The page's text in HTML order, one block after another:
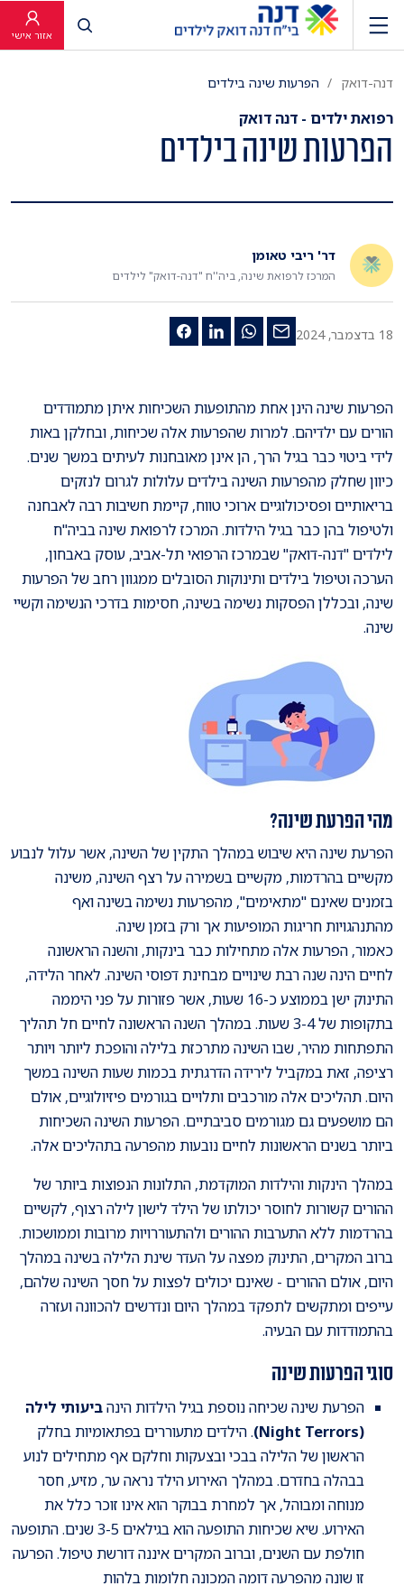
פתח חיפוש
אזור אישי
דנה-דואק הפרעות שינה בילדים
רפואת ילדים - דנה דואק
הפרעות שינה בילדים
דר' ריבי טאומן
המרכז לרפואת שינה, ביה''ח "דנה-דואק" לילדים
18 בדצמבר, 2024
הפרעות שינה הינן אחת מהתופעות השכיחות איתן מתמודדים
הורים עם ילדיהם. למרות שהפרעות אלה שכיחות, ובחלקן באות
לידי ביטוי כבר בגיל הרך, הן אינן מאובחנות לעיתים במשך שנים.
כיוון שחלק מהפרעות השינה בילדים עלולות לגרום לנזקים
בריאותיים ופסיכולוגיים ארוכי טווח, קיימת חשיבות רבה לאבחנה
ולטיפול בהן כבר בגיל הילדות. המרכז לרפואת שינה בביה"ח
לילדים "דנה-דואק" שבמרכז הרפואי תל-אביב, עוסק באבחון,
הערכה וטיפול בילדים ותינוקות הסובלים ממגוון רחב של הפרעות
שינה, ובכללן הפסקות נשימה בשינה, חסימות בדרכי הנשימה וקשיי
שינה.
מהי הפרעת שינה?
הפרעת שינה היא שיבוש במהלך התקין של השינה, אשר עלול לנבוע
מקשיים בהרדמות, מקשיים בשמירה על רצף השינה, משינה
בזמנים שאינם "מתאימים", מהפרעות נשימה בשינה ואף
מהתנהגויות חריגות המופיעות אך ורק בזמן שינה.
כאמור, הפרעות אלה מתחילות כבר בינקות, והשנה הראשונה
לחיים הינה שנה רבת שינויים מבחינת דפוסי השינה. לאחר הלידה,
התינוק ישן בממוצע כ-16 שעות, אשר פזורות על פני היממה
בתקופות של 3-4 שעות. במהלך השנה הראשונה לחיים חל תהליך
התפתחות מהיר, שבו השינה מתרכזת בלילה והופכת ליותר ויותר
רציפה, זאת במקביל לירידה הדרגתית בכמות שעות השינה במשך
היום. תהליכים אלה מורכבים ותלויים בגורמים פיזיולוגיים, אולם
הם מושפעים גם מגורמים סביבתיים. הפרעות השינה השכיחות
ביותר בשנים הראשונות לחיים נובעות מהפרעה בתהליכים אלה.
במהלך הינקות והילדות המוקדמת, התלונות הנפוצות ביותר של
ההורים קשורות לחוסר יכולתו של הילד לישון לילה רצוף, לקשיים
בהרדמות ללא התערבות ההורים ולהתעוררויות מרובות וממושכות.
ברוב המקרים, התינוק מפצה על העדר שינת הלילה בשינה במהלך
היום, אולם ההורים - שאינם יכולים לפצות על חסך השינה שלהם,
עייפים ומתקשים לתפקד במהלך היום ונדרשים להכוונה ועזרה
בהתמודדות עם הבעיה.
סוגי הפרעות שינה
הפרעת שינה שכיחה נוספת בגיל הילדות הינהביעותי לילה
(Night Terrors)
. הילדים מתעוררים בפתאומיות בחלק
הראשון של הלילה בבכי ובצעקות וחלקם אף מתחילים לנוע
בבהלה בחדרם. במהלך האירוע הילד נראה ער, מזיע, חסר
מנוחה ומבוהל, אך למחרת בבוקר הוא אינו זוכר כלל את
האירוע. שיא שכיחות התופעה הוא בגילאים 3-5 שנים. התופעה
חולפת עם השנים, וברוב המקרים איננה דורשת טיפול. הפרעה
זו שונה מהפרעה דומה המכונה חלומות בלהות